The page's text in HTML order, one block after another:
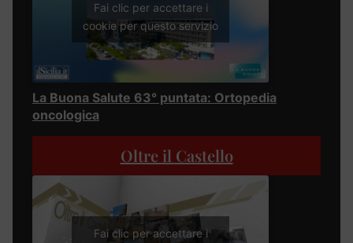
Fai clic per accettare i
cookie per questo servizio
La Buona Salute 63° puntata: Ortopedia
oncologica
Oltre il Castello
Fai clic per accettare i